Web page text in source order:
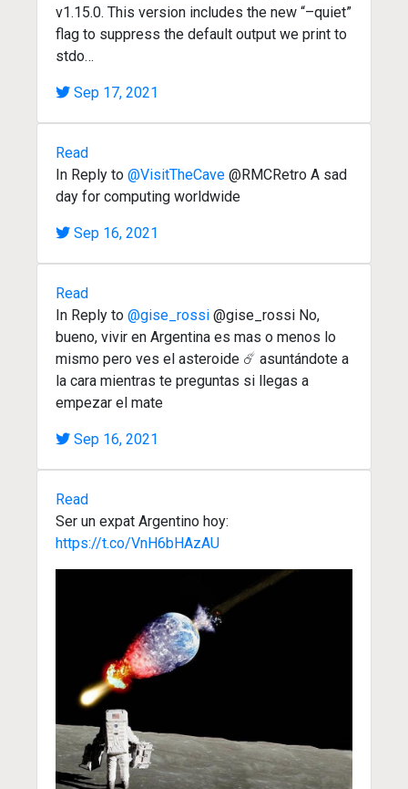
v1.15.0. This version includes the new “–quiet”
flag to suppress the default output we print to
stdo…
Sep 17, 2021
Read
In Reply to @VisitTheCave @RMCRetro A sad
day for computing worldwide
Sep 16, 2021
Read
In Reply to @gise_rossi @gise_rossi No,
bueno, vivir en Argentina es mas o menos lo
mismo pero ves el asteroide ☄️ asuntándote a
la cara mientras te preguntas si llegas a
empezar el mate
Sep 16, 2021
Read
Ser un expat Argentino hoy:
https://t.co/VnH6bHAzAU